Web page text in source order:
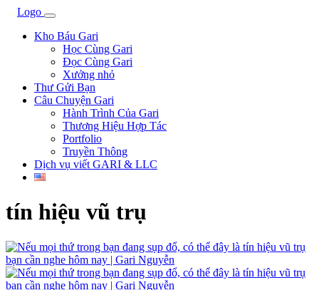
Kho Báu Gari
Học Cùng Gari
Đọc Cùng Gari
Xưởng nhỏ
Thư Gửi Bạn
Câu Chuyện Gari
Hành Trình Của Gari
Thương Hiệu Hợp Tác
Portfolio
Truyền Thông
Dịch vụ viết GARI & LLC
tín hiệu vũ trụ